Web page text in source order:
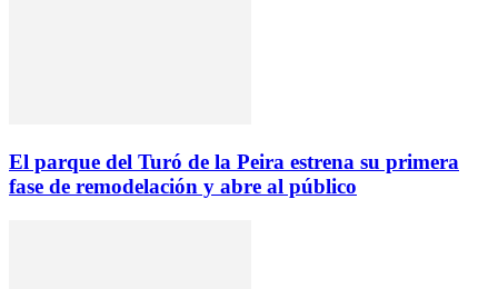
El parque del Turó de la Peira estrena su primera
fase de remodelación y abre al público